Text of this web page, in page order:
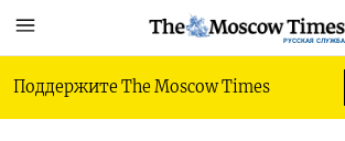
РУССКАЯ СЛУЖБА
Поддержите The Moscow Times